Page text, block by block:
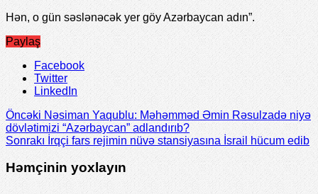
Hən, o gün səslənəcək yer göy Azərbaycan adın”.
Paylaş
Facebook
Twitter
LinkedIn
Öncəki Nəsiman Yaqublu: Məhəmməd Əmin Rəsulzadə niyə
dövlətimizi “Azərbaycan” adlandırıb?
Sonrakı İrqçi fars rejimin nüvə stansiyasına İsrail hücum edib
Həmçinin yoxlayın